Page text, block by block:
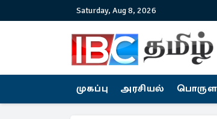
Saturday, Aug 8, 2026
முகப்பு அரசியல்